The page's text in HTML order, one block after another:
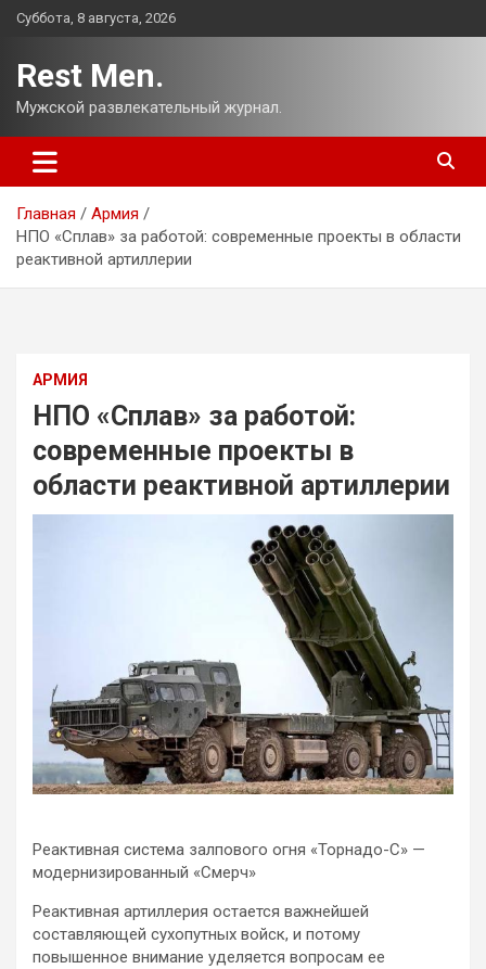
Перейти
Суббота, 8 августа, 2026
Rest Men.
Мужской развлекательный журнал.
Главная
Армия
НПО «Сплав» за работой: современные проекты в области
реактивной артиллерии
АРМИЯ
НПО «Сплав» за работой:
современные проекты в
области реактивной артиллерии
Реактивная система залпового огня «Торнадо-С» —
модернизированный «Смерч»
Реактивная артиллерия остается важнейшей
составляющей сухопутных войск, и потому
повышенное внимание уделяется вопросам ее